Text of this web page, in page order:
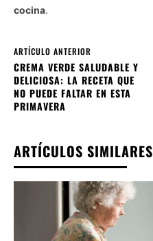
cocina.
ARTÍCULO ANTERIOR
CREMA VERDE SALUDABLE Y
DELICIOSA: LA RECETA QUE
NO PUEDE FALTAR EN ESTA
PRIMAVERA
ARTÍCULOS SIMILARES